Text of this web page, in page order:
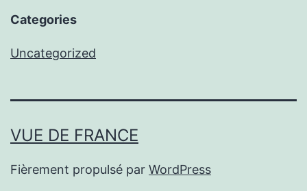
Categories
Uncategorized
VUE DE FRANCE
Fièrement propulsé par WordPress